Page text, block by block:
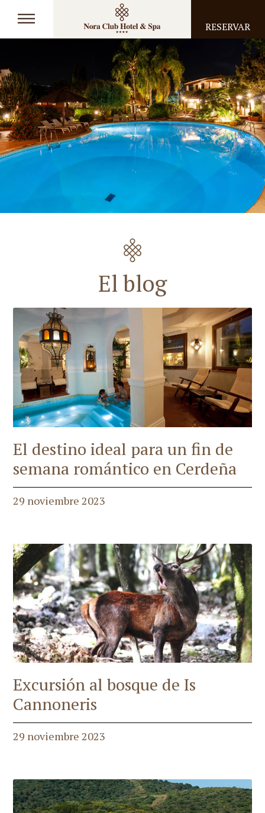
RESERVAR
El blog
El destino ideal para un fin de
semana romántico en Cerdeña
29 noviembre 2023
Excursión al bosque de Is
Cannoneris
29 noviembre 2023